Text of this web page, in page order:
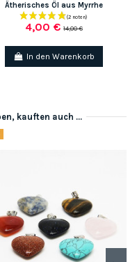
Ätherisches Öl aus Myrrhe
4,00 €14,00 €
In den Warenkorb
kauften auch ...